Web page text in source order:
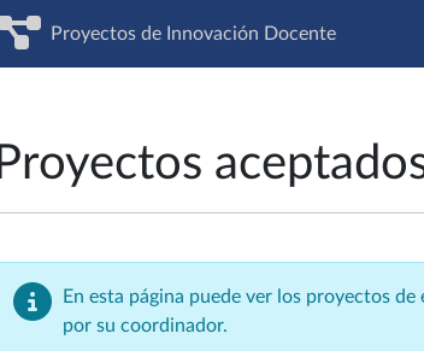
Proyectos de Innovación Docente
Proyectos
En esta página puede ver los proyectos
por su coordinador.